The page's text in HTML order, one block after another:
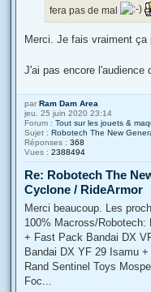
fera pas de mal
Merci. Je fais vraiment ça
J'ai pas encore l'audience
par Ram Dam Area
jeu. 25 juin 2020 23:14
Forum : Tout sur les jouets &
Sujet : Robotech The New
Réponses : 368
Vues : 2388494
Re: Robotech The
Cyclone / RideArmor
Merci beaucoup. Les
100% Macross/Robotech:
+ Fast Pack Bandai DX
Bandai DX YF 29 Isamu
Rand Sentinel Toys
Foc...